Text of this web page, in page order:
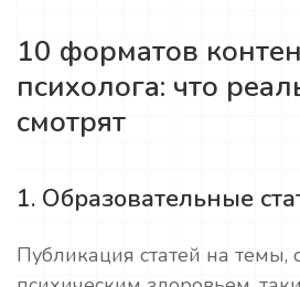
10 форматов
психолога: что
смотрят
1. Образовательные
Публикация статей на темы,